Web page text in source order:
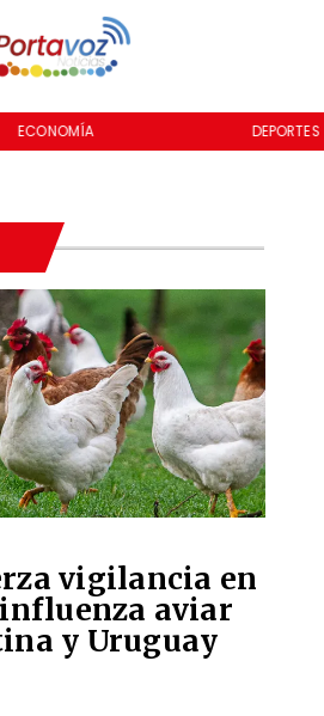
ECONOMÍA DEPORTES
vigilancia en
aviar
y Uruguay